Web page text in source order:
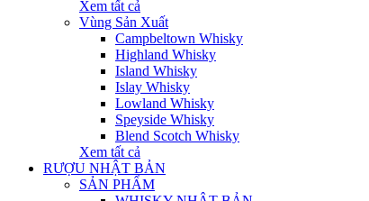
Xem tất cả
Vùng Sản Xuất
Campbeltown Whisky
Highland Whisky
Island Whisky
Islay Whisky
Lowland Whisky
Speyside Whisky
Blend Scotch Whisky
Xem tất cả
RƯỢU NHẬT BẢN
SẢN PHẨM